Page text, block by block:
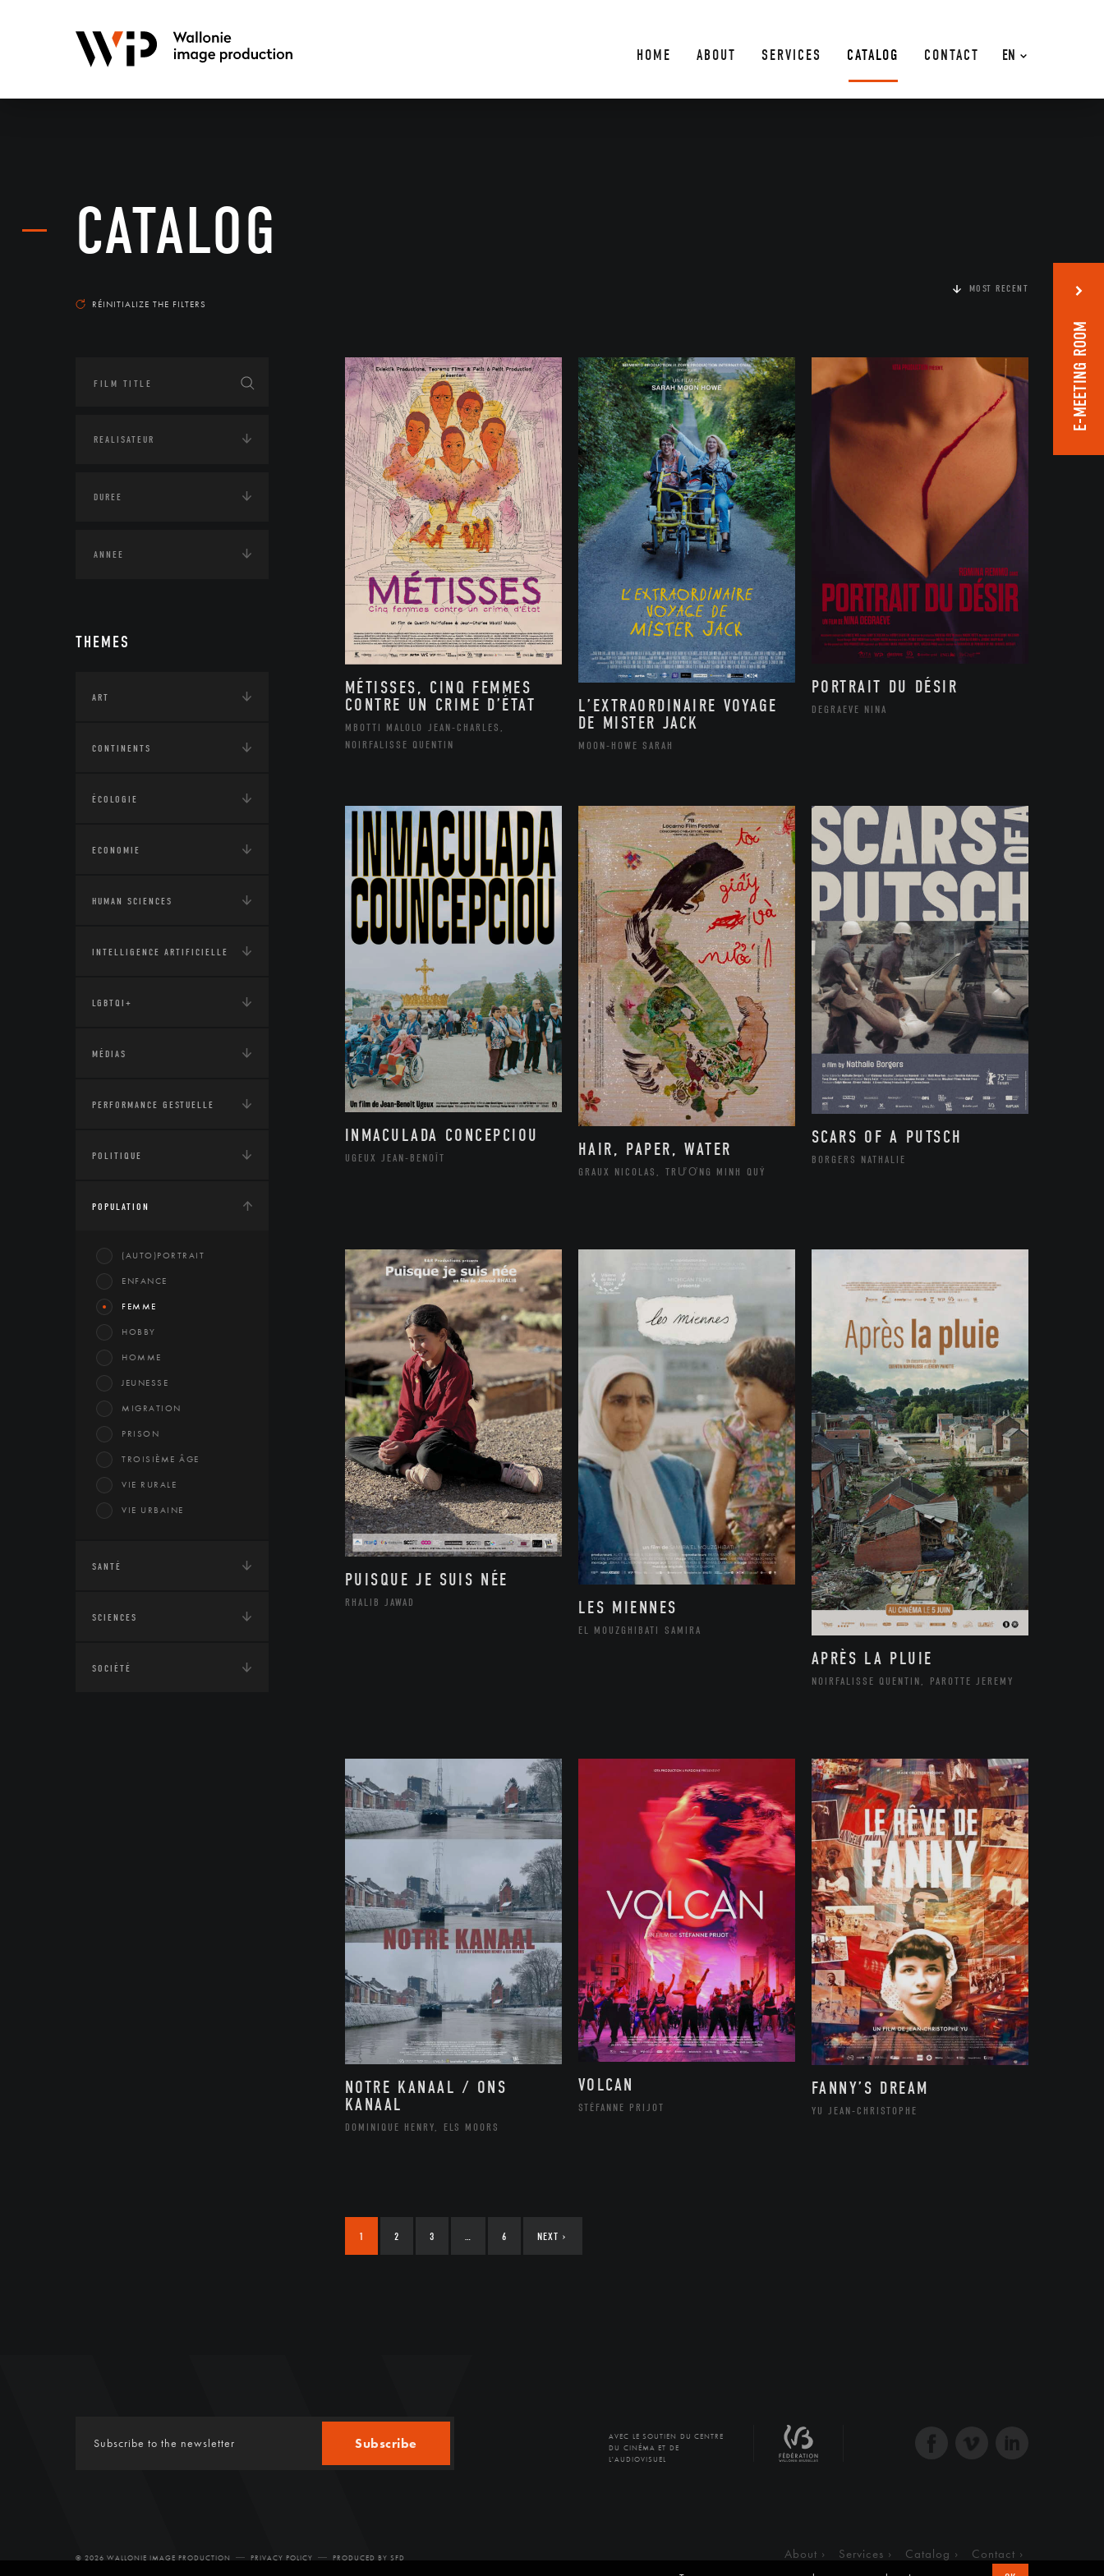
EN
HOME ABOUT SERVICES CATALOG CONTACT
CATALOG
RÉINITIALIZE THE FILTERS
THEMES
ART
CONTINENTS
ÉCOLOGIE
ECONOMIE
HUMAN SCIENCES
INTELLIGENCE ARTIFICIELLE
LGBTQI+
MÉDIAS
PERFORMANCE GESTUELLE
POLITIQUE
POPULATION
(AUTO)PORTRAIT
ENFANCE
FEMME
HOBBY
HOMME
JEUNESSE
MIGRATION
PRISON
TROISIÈME ÂGE
VIE RURALE
VIE URBAINE
SANTÉ
SCIENCES
SOCIÉTÉ
MOST RECENT
MÉTISSES, CINQ FEMMES
CONTRE UN CRIME D’ÉTAT
MBOTTI MALOLO JEAN-CHARLES,
NOIRFALISSE QUENTIN
L’EXTRAORDINAIRE VOYAGE
DE MISTER JACK
MOON-HOWE SARAH
PORTRAIT DU DÉSIR
DEGRAEVE NINA
INMACULADA CONCEPCIOU
UGEUX JEAN-BENOÎT HAIR, PAPER, WATER
GRAUX NICOLAS, TRƯƠNG MINH QUÝ
SCARS OF A PUTSCH
BORGERS NATHALIE
PUISQUE JE SUIS NÉE
RHALIB JAWAD LES MIENNES
EL MOUZGHIBATI SAMIRA
APRÈS LA PLUIE
NOIRFALISSE QUENTIN, PAROTTE JEREMY
NOTRE KANAAL / ONS
KANAAL
DOMINIQUE HENRY, ELS MOORS
VOLCAN
STÉFANNE PRIJOT
FANNY’S DREAM
YU JEAN-CHRISTOPHE
1 2 3 6 NEXT ›
Subscribe
AVEC LE SOUTIEN DU CENTRE
DU CINÉMA ET DE
L'AUDIOVISUEL
© 2026 WALLONIE IMAGE PRODUCTION PRIVACY POLICY PRODUCED BY SFD About Services Catalog Contact
E-MEETING ROOM